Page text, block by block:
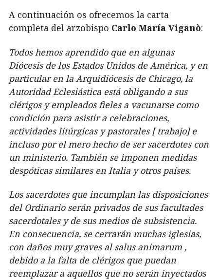
A continuación os ofrecemos la carta
completa del arzobispo Carlo María Viganò:
Todos hemos aprendido que en algunas
Diócesis de los Estados Unidos de América, y en
particular en la Arquidiócesis de Chicago, la
Autoridad Eclesiástica está obligando a sus
clérigos y empleados fieles a vacunarse como
condición para asistir a celebraciones,
actividades litúrgicas y pastorales [ trabajo] e
incluso por el mero hecho de ser sacerdotes con
un ministerio. También se imponen medidas
despóticas similares en Italia y otros países.
Los sacerdotes que incumplan las disposiciones
del Ordinario serán privados de sus facultades
sacerdotales y de sus medios de subsistencia.
En consecuencia, se cerrarán muchas iglesias,
con daños muy graves al salus animarum ,
debido a la falta de clérigos que puedan
reemplazar a aquellos que no serán inyectados